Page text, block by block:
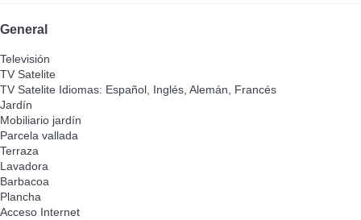
General
Televisión
TV Satelite
TV Satelite Idiomas: Español, Inglés, Alemán, Francés
Jardín
Mobiliario jardín
Parcela vallada
Terraza
Lavadora
Barbacoa
Plancha
Acceso Internet